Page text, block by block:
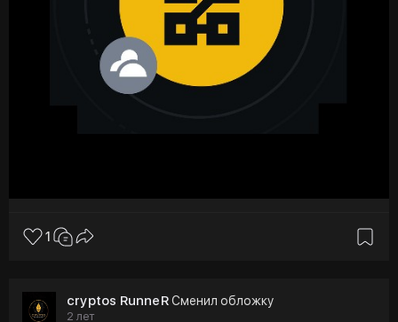
1
cryptos RunneRСменил обложку
2 лет